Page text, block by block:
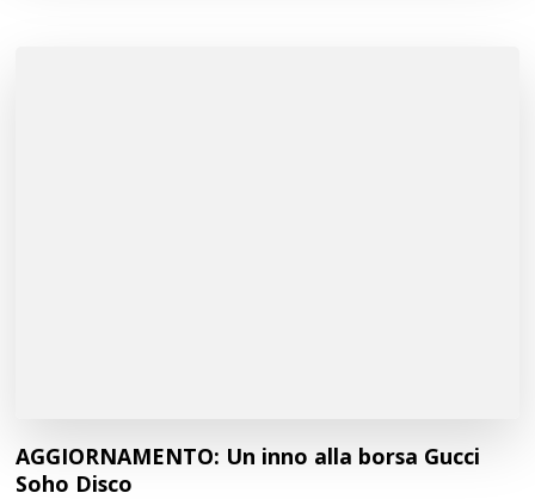
AGGIORNAMENTO: Un inno alla borsa Gucci
Soho Disco